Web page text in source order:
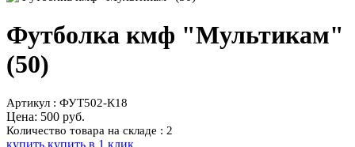
Футболка кмф "Мультикам"
(50)
Артикул : ФУТ502-К18
Цена: 500 руб.
Количество товара на складе : 2
купить купить в 1 клик